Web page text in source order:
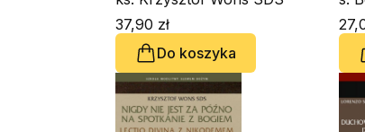
37,90 zł
Do koszyka
ks.